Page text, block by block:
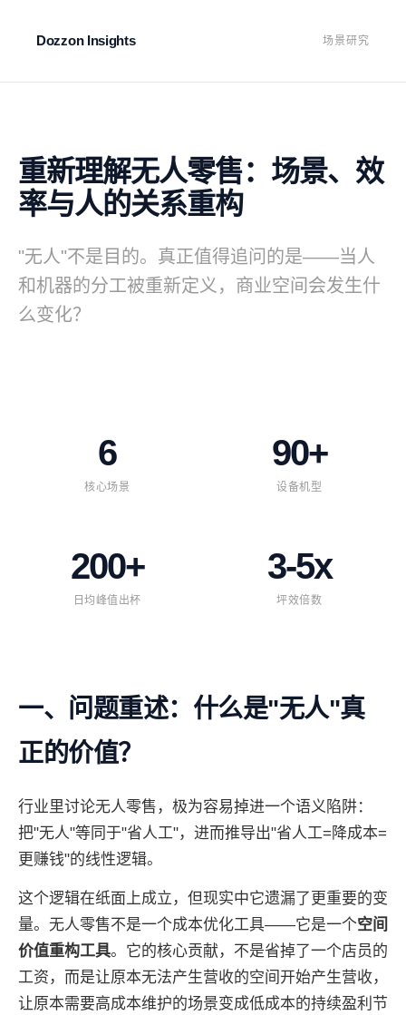
Dozzon Insights 场景研究
重新理解无人零售：场景、效
率与人的关系重构
"无人"不是目的。真正值得追问的是——当人
和机器的分工被重新定义，商业空间会发生什
么变化？
6
核心场景
90+
设备机型
200+
日均峰值出杯
3-5x
坪效倍数
一、问题重述：什么是"无人"真
正的价值？
行业里讨论无人零售，极为容易掉进一个语义陷阱：
把"无人"等同于"省人工"，进而推导出"省人工=降成本=
更赚钱"的线性逻辑。
这个逻辑在纸面上成立，但现实中它遗漏了更重要的变
量。无人零售不是一个成本优化工具——它是一个空间
价值重构工具。它的核心贡献，不是省掉了一个店员的
工资，而是让原本无法产生营收的空间开始产生营收，
让原本需要高成本维护的场景变成低成本的持续盈利节